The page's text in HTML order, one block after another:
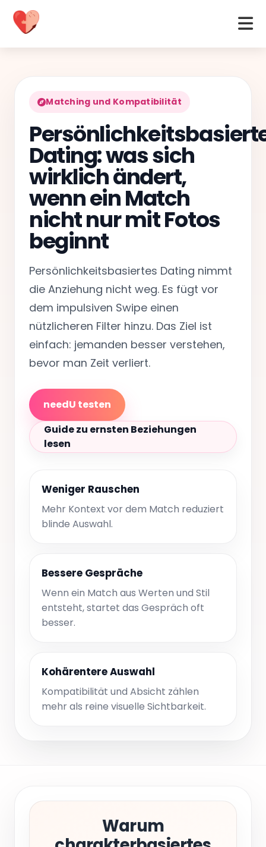
Matching und Kompatibilität
Dating: was sich
wirklich ändert,
wenn ein Match
nicht nur mit Fotos
beginnt
Persönlichkeitsbasiertes Dating nimmt
die Anziehung nicht weg. Es fügt vor
dem impulsiven Swipe einen
nützlicheren Filter hinzu. Das Ziel ist
einfach: jemanden besser verstehen,
bevor man Zeit verliert.
needU testen
Guide zu ernsten Beziehungen
lesen
Weniger Rauschen
Mehr Kontext vor dem Match reduziert
blinde Auswahl.
Bessere Gespräche
Wenn ein Match aus Werten und Stil
entsteht, startet das Gespräch oft
besser.
Kohärentere Auswahl
Kompatibilität und Absicht zählen
mehr als reine visuelle Sichtbarkeit.
Warum